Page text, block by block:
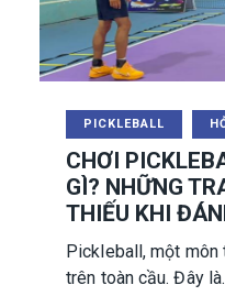
PICKLEBALL
CHƠI
GÌ? NHỮNG
THIẾU KHI
Pickleball, một môn
trên toàn cầu. Đây